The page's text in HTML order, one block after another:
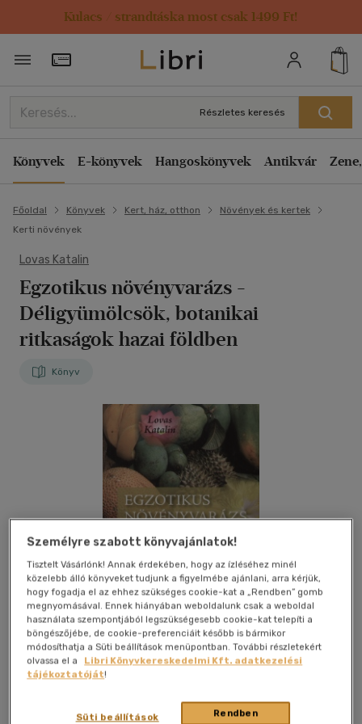
Kulacs / strandtáska most csak 1499 Ft!
Törzsvásárlói Kártya adatai
Részletes keresés
Könyvek E-könyvek Hangoskönyvek Antikvár
Főoldal Könyvek Kert, ház, otthon
Növények és kertek
Kerti növények
Lovas Katalin
Egzotikus növényvarázs -
Déligyümölcsök, botanikai
ritkaságok hazai földben
Könyv
Kívánságlistához adom
Személyre szabott könyvajánlatok!
Tisztelt Vásárlónk! Annak érdekében, hogy az ízléséhez minél
közelebb álló könyveket tudjunk a figyelmébe ajánlani, arra kérjük,
hogy fogadja el az ehhez szükséges cookie-kat a „Rendben” gomb
megnyomásával. Ennek hiányában weboldalunk csak a weboldal
használata szempontjából legszükségesebb cookie-kat telepíti a
böngészőjébe, de cookie-preferenciáit később is bármikor
módosíthatja a Süti beállítások menüpontban. További részletekért
olvassa el a
Libri Könyvkereskedelmi Kft. adatkezelési
tájékoztatóját!
Rendben
Süti beállítások